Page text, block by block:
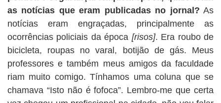
as notícias que eram publicadas no jornal? As
notícias eram engraçadas, principalmente as
ocorrências policiais da época [risos]. Era roubo de
bicicleta, roupas no varal, botijão de gás. Meus
professores e também meus amigos da faculdade
riam muito comigo. Tínhamos uma coluna que se
chamava “Isto não é fofoca”. Lembro-me que certa